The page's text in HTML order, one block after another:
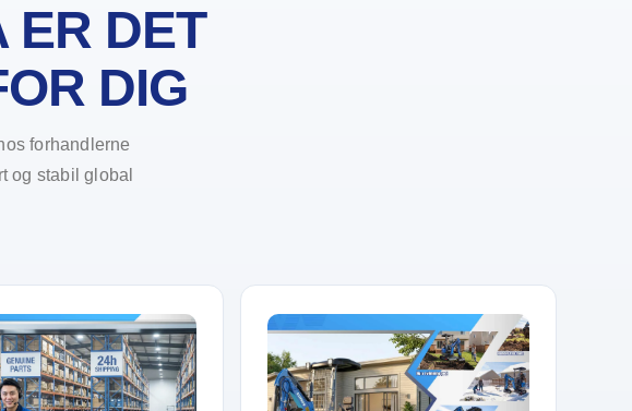
ER DET
DIG
forhandlerne
og stabil global